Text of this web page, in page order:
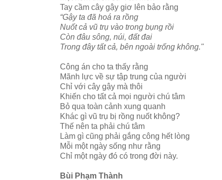
Tay cầm cây gậy giơ lên bảo rằng
“Gậy ta đã hoá ra rồng
Nuốt cả vũ trụ vào trong bụng rồi
Còn đâu sông, núi, đất đai
Trong đây tất cả, bên ngoài trống không."
Công án cho ta thấy rằng
Mãnh lực về sự tập trung của người
Chỉ với cây gậy mà thôi
Khiến cho tất cả mọi người chú tâm
Bỏ qua toàn cảnh xung quanh
Khác gì vũ trụ bị rồng nuốt không?
Thế nên ta phải chú tâm
Làm gì cũng phải gắng công hết lòng
Mỗi một ngày sống như rằng
Chỉ một ngày đó có trong đời này.
Bùi Phạm Thành